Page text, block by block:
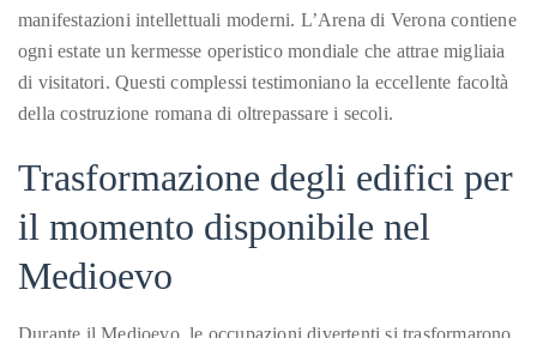
savored
the
world’s
hottest
through
five-
star
lenswhile
manifestazioni intellettuali moderni. L’Arena di Verona contiene
ogni estate un kermesse operistico mondiale che attrae migliaia
di visitatori. Questi complessi testimoniano la eccellente facoltà
della costruzione romana di oltrepassare i secoli.
Trasformazione degli edifici per
il momento disponibile nel
Medioevo
Durante il Medioevo, le occupazioni divertenti si trasformarono